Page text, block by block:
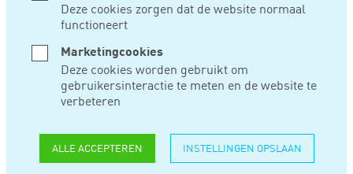
Deze cookies zorgen dat de website normaal
functioneert
Marketingcookies
Deze cookies worden gebruikt om
gebruikersinteractie te meten en de website te
verbeteren
ALLE ACCEPTEREN INSTELLINGEN OPSLAAN
BELASTING IS GEEN
GIFT
bevoordelingen uit vrijgevigheid en verplichte bijdragen,
dan zou je betaalde belasting toch als gift in aftrek